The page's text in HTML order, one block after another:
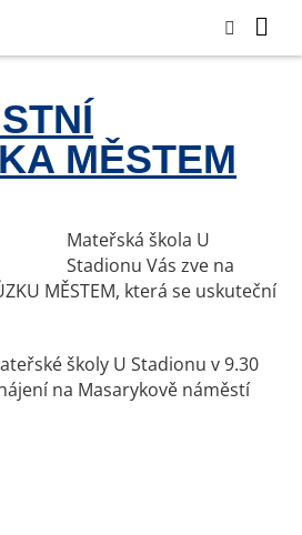
MĚSTEM
Mateřská škola U
Stadionu Vás zve na
MĚSTEM, která se uskuteční
školy U Stadionu v 9.30
na Masarykově náměstí